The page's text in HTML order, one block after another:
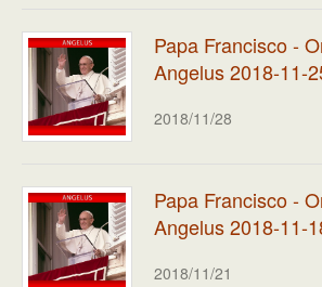
Papa Francisco -
Angelus 2018-11-
2018/11/28
Papa Francisco -
Angelus 2018-11-
2018/11/21